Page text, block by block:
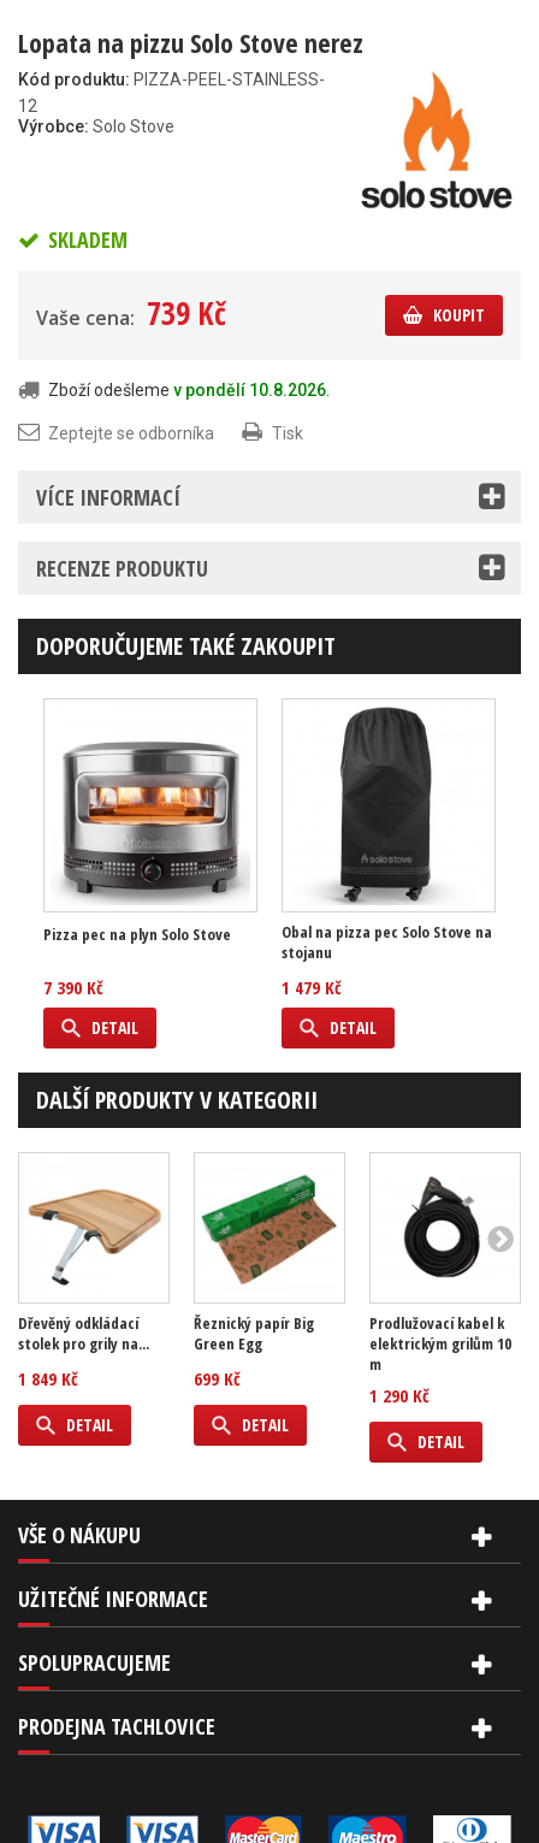
Lopata na pizzu Solo Stove nerez
Kód produktu: PIZZA-PEEL-STAINLESS-
12
Výrobce: Solo Stove
SKLADEM
Vaše cena: 739 Kč KOUPIT
Zboží odešleme v pondělí 10.8.2026
Zeptejte se odborníka Tisk
VÍCE INFORMACÍ
RECENZE PRODUKTU
DOPORUČUJEME TAKÉ ZAKOUPIT
Pizza pec na plyn Solo Stove
7 390 Kč
DETAIL
Obal na pizza pec Solo Stove na
stojanu
1 479 Kč
DETAIL
DALŠÍ PRODUKTY V KATEGORII
Dřevěný odkládací
stolek pro grily na...
1 849 Kč
DETAIL
Řeznický papír Big
Green Egg
699 Kč
DETAIL
Prodlužovací kabel k
elektrickým grilům 10
m
1 290 Kč
DETAIL
VŠE O NÁKUPU
UŽITEČNÉ INFORMACE
SPOLUPRACUJEME
PRODEJNA TACHLOVICE